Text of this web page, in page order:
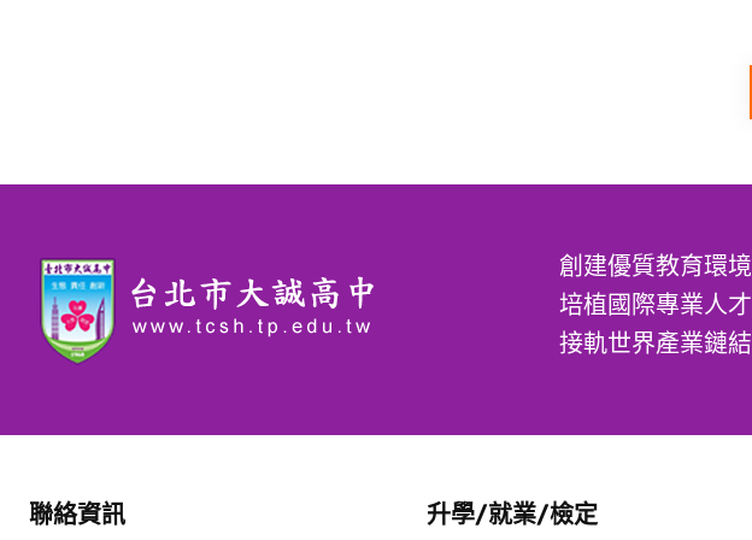
創建優質教育環境
培植國際專業人才
接軌世界產業鏈結
聯絡資訊 升學/就業/檢定